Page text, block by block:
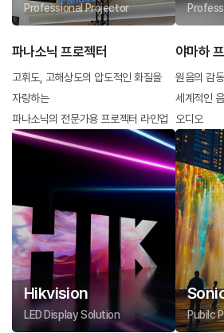
Professional Projector
파나소닉 프로젝터
고휘도, 고해상도의 압도적인 화질을
자랑하는
파나소닉의 전문가용 프로젝터 라인업
야마하
원음의 감
세계적인
오디오
Hikvision
LED Display Solution Pubilc